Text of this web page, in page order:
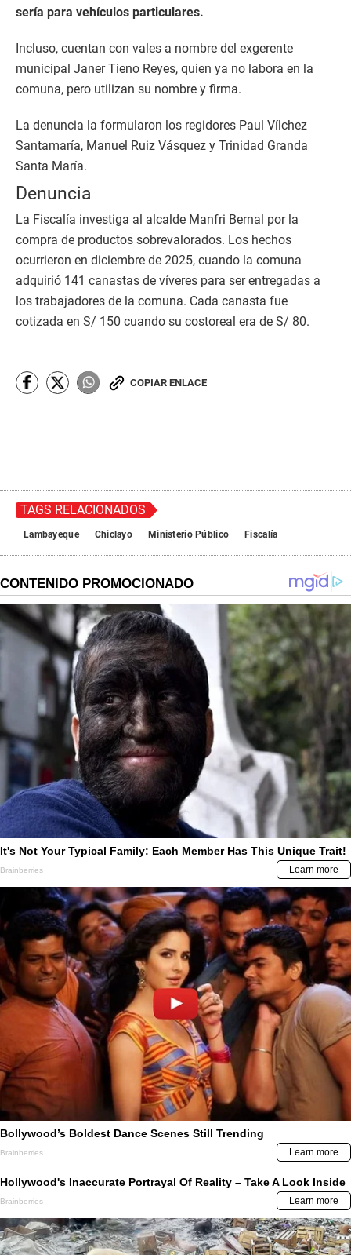
sería para vehículos particulares.
Incluso, cuentan con vales a nombre del exgerente
municipal Janer Tieno Reyes, quien ya no labora en la
comuna, pero utilizan su nombre y firma.
La denuncia la formularon los regidores Paul Vílchez
Santamaría, Manuel Ruiz Vásquez y Trinidad Granda
Santa María.
Denuncia
La Fiscalía investiga al alcalde Manfri Bernal por la
compra de productos sobrevalorados. Los hechos
ocurrieron en diciembre de 2025, cuando la comuna
adquirió 141 canastas de víveres para ser entregadas a
los trabajadores de la comuna. Cada canasta fue
cotizada en S/ 150 cuando su costoreal era de S/ 80.
COPIAR ENLACE
TAGS RELACIONADOS
Lambayeque Chiclayo Ministerio Público Fiscalía